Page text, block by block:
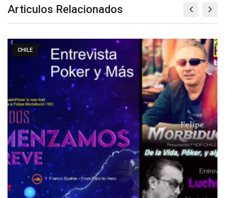
Articulos Relacionados
CHILE